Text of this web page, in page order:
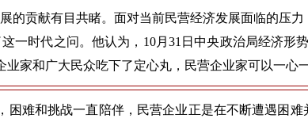
的贡献有目共睹。面对当前民营经济发展面临的压
一时代之问。他认为，10月31日中央政治局经济形
家和广大民众吃下了定心丸，民营企业家可以一心
困难和挑战一直陪伴，民营企业正是在不断遭遇困难